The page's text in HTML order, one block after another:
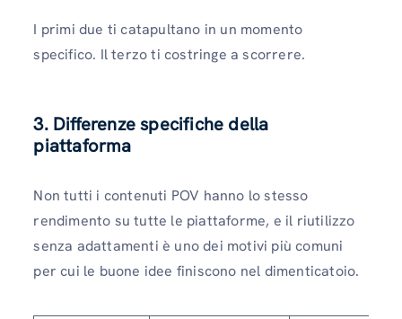
I primi due ti catapultano in un momento
specifico. Il terzo ti costringe a scorrere.
3. Differenze specifiche della
piattaforma
Non tutti i contenuti POV hanno lo stesso
rendimento su tutte le piattaforme, e il riutilizzo
senza adattamenti è uno dei motivi più comuni
per cui le buone idee finiscono nel dimenticatoio.